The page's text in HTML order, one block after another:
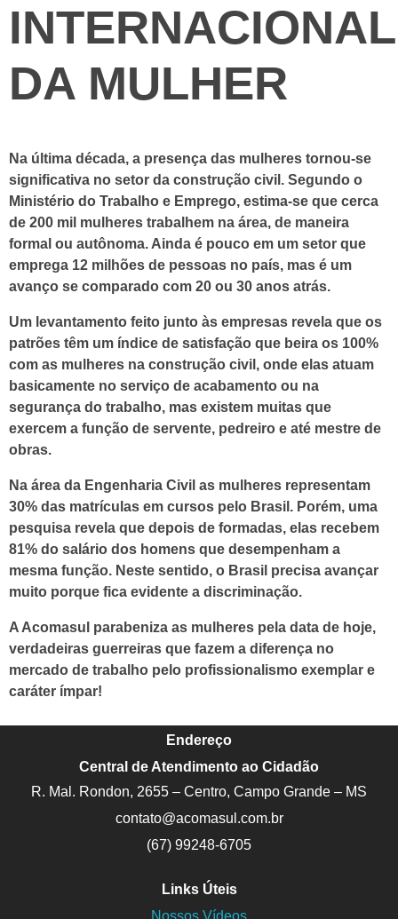
INTERNACIONAL
DA MULHER
Na última década, a presença das mulheres tornou-se
significativa no setor da construção civil. Segundo o
Ministério do Trabalho e Emprego, estima-se que cerca
de 200 mil mulheres trabalhem na área, de maneira
formal ou autônoma. Ainda é pouco em um setor que
emprega 12 milhões de pessoas no país, mas é um
avanço se comparado com 20 ou 30 anos atrás.
Um levantamento feito junto às empresas revela que os
patrões têm um índice de satisfação que beira os 100%
com as mulheres na construção civil, onde elas atuam
basicamente no serviço de acabamento ou na
segurança do trabalho, mas existem muitas que
exercem a função de servente, pedreiro e até mestre de
obras.
Na área da Engenharia Civil as mulheres representam
30% das matrículas em cursos pelo Brasil. Porém, uma
pesquisa revela que depois de formadas, elas recebem
81% do salário dos homens que desempenham a
mesma função. Neste sentido, o Brasil precisa avançar
muito porque fica evidente a discriminação.
A Acomasul parabeniza as mulheres pela data de hoje,
verdadeiras guerreiras que fazem a diferença no
mercado de trabalho pelo profissionalismo exemplar e
caráter ímpar!
Endereço
Central de Atendimento ao Cidadão
R. Mal. Rondon, 2655 – Centro, Campo Grande – MS
contato@acomasul.com.br
(67) 99248-6705
Links Úteis
Nossos Vídeos